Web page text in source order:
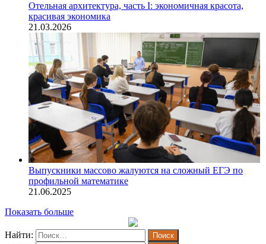
Отельная архитектура, часть I: экономичная красота,
красивая экономика
21.03.2026
Выпускники массово жалуются на сложный ЕГЭ по
профильной математике
21.06.2025
Показать больше
Найти: